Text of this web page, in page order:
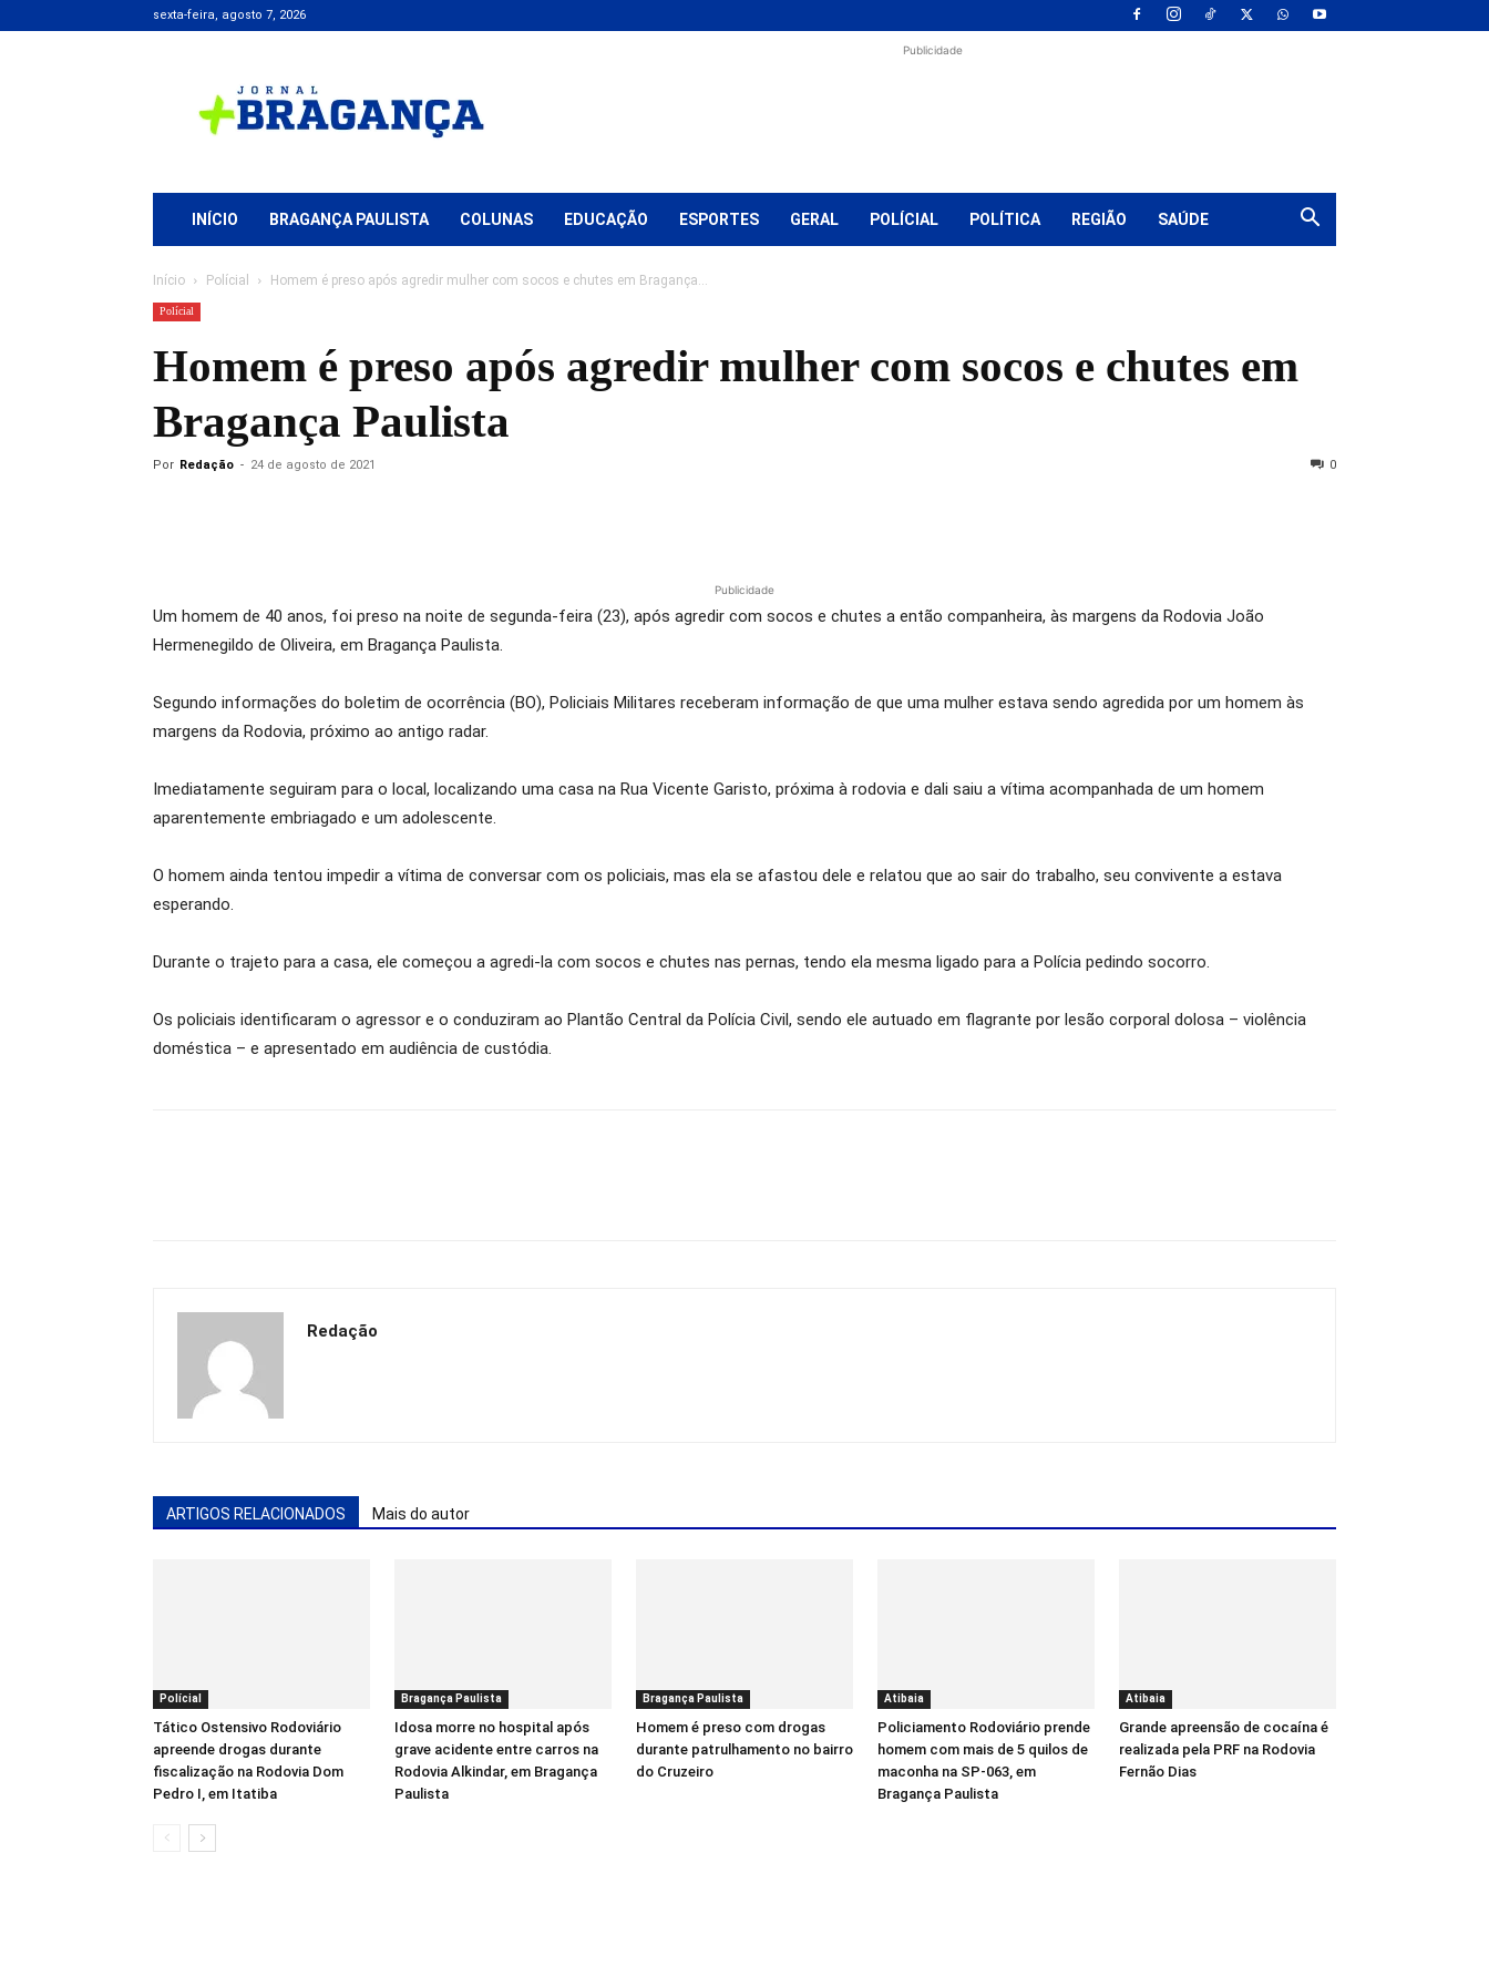
sexta-feira, agosto 7, 2026
+
Bragança
Publicidade
INÍCIO BRAGANÇA PAULISTA COLUNAS EDUCAÇÃO ESPORTES GERAL POLÍCIAL POLÍTICA REGIÃO SAÚDE
Início Polícial Homem é preso após agredir mulher com socos e chutes em Bragança...
Polícial
Homem é preso após agredir mulher com socos e chutes em
Bragança Paulista
Por Redação - 24 de agosto de 2021 0
Publicidade
Um homem de 40 anos, foi preso na noite de segunda-feira (23), após agredir com socos e chutes a então companheira, às margens da Rodovia João
Hermenegildo de Oliveira, em Bragança Paulista.
Segundo informações do boletim de ocorrência (BO), Policiais Militares receberam informação de que uma mulher estava sendo agredida por um homem às
margens da Rodovia, próximo ao antigo radar.
Imediatamente seguiram para o local, localizando uma casa na Rua Vicente Garisto, próxima à rodovia e dali saiu a vítima acompanhada de um homem
aparentemente embriagado e um adolescente.
O homem ainda tentou impedir a vítima de conversar com os policiais, mas ela se afastou dele e relatou que ao sair do trabalho, seu convivente a estava
esperando.
Durante o trajeto para a casa, ele começou a agredi-la com socos e chutes nas pernas, tendo ela mesma ligado para a Polícia pedindo socorro.
Os policiais identificaram o agressor e o conduziram ao Plantão Central da Polícia Civil, sendo ele autuado em flagrante por lesão corporal dolosa – violência
doméstica – e apresentado em audiência de custódia.
Redação
ARTIGOS RELACIONADOS Mais do autor
Polícial
Tático Ostensivo Rodoviário
apreende drogas durante
fiscalização na Rodovia Dom
Pedro I, em Itatiba
Bragança Paulista
Idosa morre no hospital após
grave acidente entre carros na
Rodovia Alkindar, em Bragança
Paulista
Bragança Paulista
Homem é preso com drogas
durante patrulhamento no bairro
do Cruzeiro
Atibaia
Policiamento Rodoviário prende
homem com mais de 5 quilos de
maconha na SP-063, em
Bragança Paulista
Atibaia
Grande apreensão de cocaína é
realizada pela PRF na Rodovia
Fernão Dias